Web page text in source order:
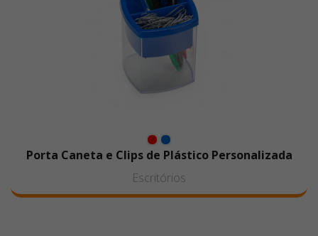
Porta Caneta e Clips de Plástico Personalizada
Escritórios